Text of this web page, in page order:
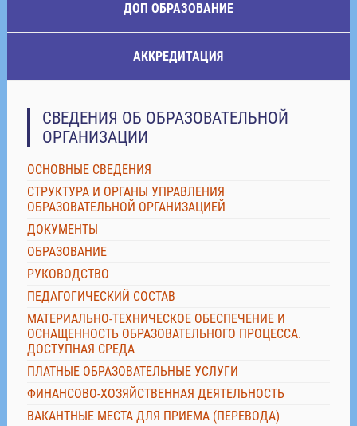
ДОП ОБРАЗОВАНИЕ
АККРЕДИТАЦИЯ
СВЕДЕНИЯ ОБ ОБРАЗОВАТЕЛЬНОЙ
ОРГАНИЗАЦИИ
ОСНОВНЫЕ СВЕДЕНИЯ
СТРУКТУРА И ОРГАНЫ УПРАВЛЕНИЯ
ОБРАЗОВАТЕЛЬНОЙ ОРГАНИЗАЦИЕЙ
ДОКУМЕНТЫ
ОБРАЗОВАНИЕ
РУКОВОДСТВО
ПЕДАГОГИЧЕСКИЙ СОСТАВ
МАТЕРИАЛЬНО-ТЕХНИЧЕСКОЕ ОБЕСПЕЧЕНИЕ И
ОСНАЩЕННОСТЬ ОБРАЗОВАТЕЛЬНОГО ПРОЦЕССА.
ДОСТУПНАЯ СРЕДА
ПЛАТНЫЕ ОБРАЗОВАТЕЛЬНЫЕ УСЛУГИ
ФИНАНСОВО-ХОЗЯЙСТВЕННАЯ ДЕЯТЕЛЬНОСТЬ
ВАКАНТНЫЕ МЕСТА ДЛЯ ПРИЕМА (ПЕРЕВОДА)